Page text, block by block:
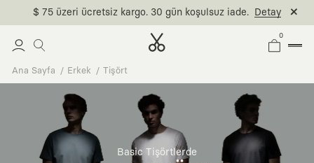
$ 75 üzeri ücretsiz kargo. 30 gün koşulsuz iade. Detay
0
Ana Sayfa Erkek Tişört
Basic Tişörtlerde